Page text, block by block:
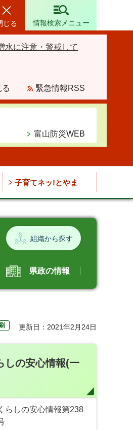
じる
情報検索メニュー
水に注意・警戒して
緊急情報RSS
富山防災WEB
子育てネッ!とやま
組織から探す
県政の情報
更新日：2021年2月24日
しの安心情報(一
らしの安心情報第238